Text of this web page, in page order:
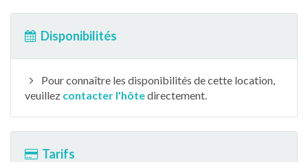
Disponibilités
Pour connaître les disponibilités de cette location,
veuillez contacter l'hôtedirectement.
Tarifs